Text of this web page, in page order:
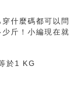
什麼碼都可以問
斤！小編現在就
於1 KG